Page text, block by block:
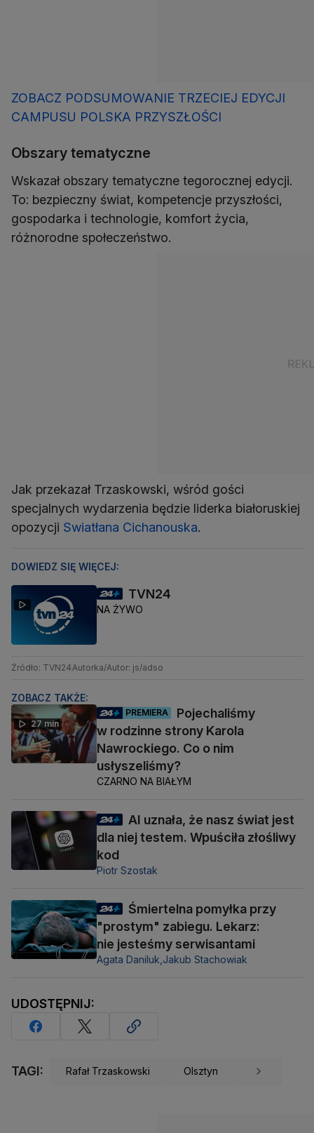
ZOBACZ PODSUMOWANIE TRZECIEJ EDYCJI
CAMPUSU POLSKA PRZYSZŁOŚCI
Obszary tematyczne
Wskazał obszary tematyczne tegorocznej edycji.
To: bezpieczny świat, kompetencje przyszłości,
gospodarka i technologie, komfort życia,
różnorodne społeczeństwo.
Jak przekazał Trzaskowski, wśród gości
specjalnych wydarzenia będzie liderka białoruskiej
opozycji Swiatłana Cichanouska.
DOWIEDZ SIĘ WIĘCEJ:
TVN24
NA ŻYWO
Źródło: TVN24 Autorka/Autor: js/adso
ZOBACZ TAKŻE:
27 min
PREMIERA
Pojechaliśmy
w rodzinne strony Karola
Nawrockiego. Co o nim
usłyszeliśmy?
CZARNO NA BIAŁYM
AI uznała, że nasz świat jest
dla niej testem. Wpuściła złośliwy
kod
Piotr Szostak
Śmiertelna pomyłka przy
"prostym" zabiegu. Lekarz:
nie jesteśmy serwisantami
Agata Daniluk, Jakub Stachowiak
UDOSTĘPNIJ:
TAGI: Rafał Trzaskowski Olsztyn